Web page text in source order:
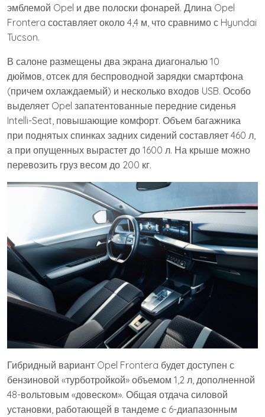
эмблемой Opel и две полоски фонарей. Длина Opel
Frontera составляет около 4,4 м, что сравнимо с Hyundai
Tucson.
В салоне размещены два экрана диагональю 10
дюймов, отсек для беспроводной зарядки смартфона
(причем охлаждаемый) и несколько входов USB. Особо
выделяет Opel запатентованные передние сиденья
Intelli-Seat, повышающие комфорт. Объем багажника
при поднятых спинках задних сидений составляет 460 л,
а при опущенных вырастет до 1600 л. На крыше можно
перевозить груз весом до 200 кг.
Гибридный вариант Opel Frontera будет доступен с
бензиновой «турботройкой» объемом 1,2 л, дополненной
48-вольтовым «довеском». Общая отдача силовой
установки, работающей в тандеме с 6-диапазонным